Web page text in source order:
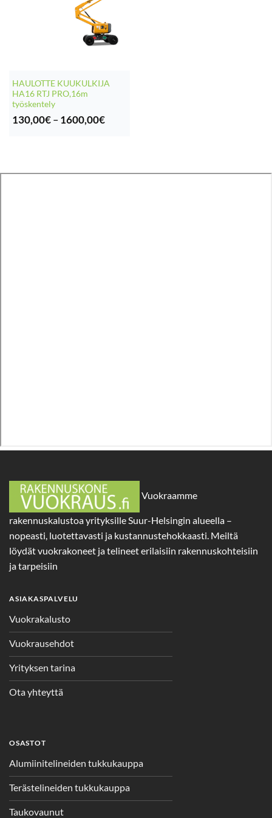
HAULOTTE KUUKULKIJA
HA16 RTJ PRO,16m
työskentely
130,00€ – 1600,00€Hintaluokka:
Vuokraamme
rakennuskalustoa yrityksille Suur-Helsingin alueella –
nopeasti, luotettavasti ja kustannustehokkaasti. Meiltä
löydät vuokrakoneet ja telineet erilaisiin rakennuskohteisiin
ja tarpeisiin
ASIAKASPALVELU
Vuokrakalusto
Vuokrausehdot
Yrityksen tarina
Ota yhteyttä
OSASTOT
Alumiinitelineiden tukkukauppa
Terästelineiden tukkukauppa
Taukovaunut